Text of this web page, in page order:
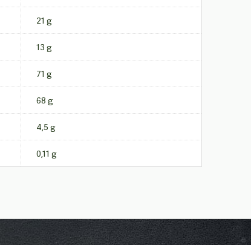
21 g
13 g
71 g
68 g
4,5 g
0,11 g